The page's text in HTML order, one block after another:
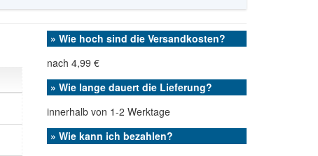
» Wie hoch sind die Versandkosten?
nach 4,99 €
» Wie lange dauert die Lieferung?
innerhalb von 1-2 Werktage
» Wie kann ich bezahlen?